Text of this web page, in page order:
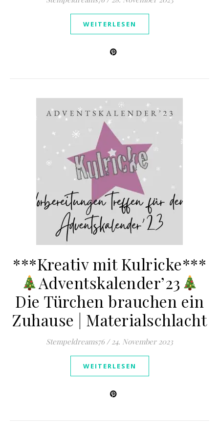
WEITERLESEN
***Kreativ mit Kulricke***
Adventskalender’23
Die Türchen brauchen ein
Zuhause | Materialschlacht
Stempeldreams76 / 24. November 2023
WEITERLESEN